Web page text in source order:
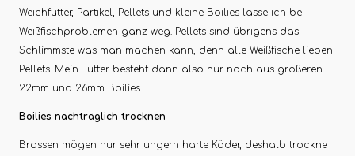
Weichfutter, Partikel, Pellets und kleine Boilies lasse ich bei
Weißfischproblemen ganz weg. Pellets sind übrigens das
Schlimmste was man machen kann, denn alle Weißfische lieben
Pellets. Mein Futter besteht dann also nur noch aus größeren
22mm und 26mm Boilies.
Boilies nachträglich trocknen
Brassen mögen nur sehr ungern harte Köder, deshalb trockne